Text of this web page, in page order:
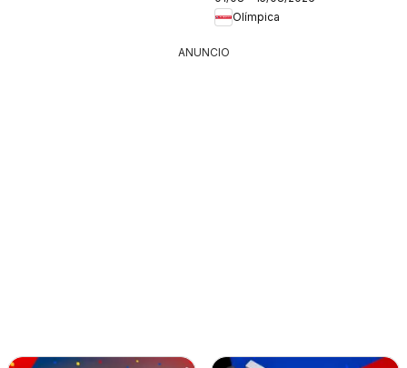
Olímpica
ANUNCIO